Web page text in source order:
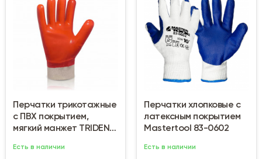
Перчатки трикотажные
с ПВХ покрытием,
мягкий манжет TRIDENT
Есть в наличии
Перчатки хлопковые с
латексным покрытием
Mastertool 83-0602
Есть в наличии